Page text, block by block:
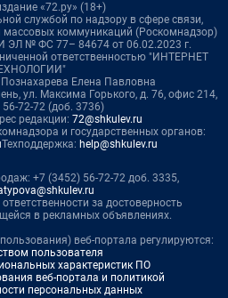
«72.ру» (18+)
службой по надзору в сфере связи,
коммуникаций (Роскомнадзор)
ЭЛ № ФС 77– 84674 от 06.02.2023 г.
ответственностью "ИНТЕРНЕТ
Елена Павловна
ул. Максима Горького, д. 76, офис 214,
72-72 (доб. 3736)
редакции: 72@shkulev.ru
и государственных органов:
Техподдержка: help@shkulev.ru
+7 (3452) 56-72-72 доб. 3335,
за достоверность
в рекламных объявлениях.
веб-портала регулируются:
пользователя
характеристик ПО
веб-портала и политикой
персональных данных